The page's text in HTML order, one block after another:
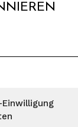
Einwilligung